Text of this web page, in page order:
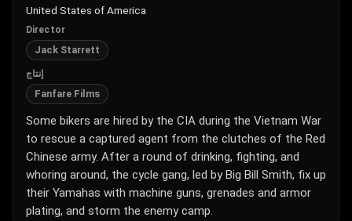
United States of America
Director
Jack Starrett
إنتاج
Fanfare Films
Some bikers are hired by the CIA during the Vietnam War
to rescue a captured agent from the clutches of the Red
Chinese army. After a round of drinking, fighting, and
whoring around, the cycle gang, led by Big Bill Smith, fix up
their Yamahas with machine guns, grenades and armor
plating, and storm the enemy camp.